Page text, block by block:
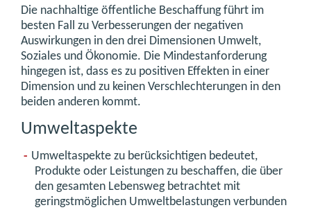
Die nachhaltige öffentliche Beschaffung führt im
besten Fall zu Verbesserungen der negativen
Auswirkungen in den drei Dimensionen Umwelt,
Soziales und Ökonomie. Die Mindestanforderung
hingegen ist, dass es zu positiven Effekten in einer
Dimension und zu keinen Verschlechterungen in den
beiden anderen kommt.
Umweltaspekte
Umweltaspekte zu berücksichtigen bedeutet,
Produkte oder Leistungen zu beschaffen, die über
den gesamten Lebensweg betrachtet mit
geringstmöglichen Umweltbelastungen verbunden